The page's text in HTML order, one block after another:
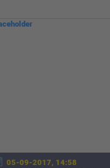
05-09-2017, 14:58